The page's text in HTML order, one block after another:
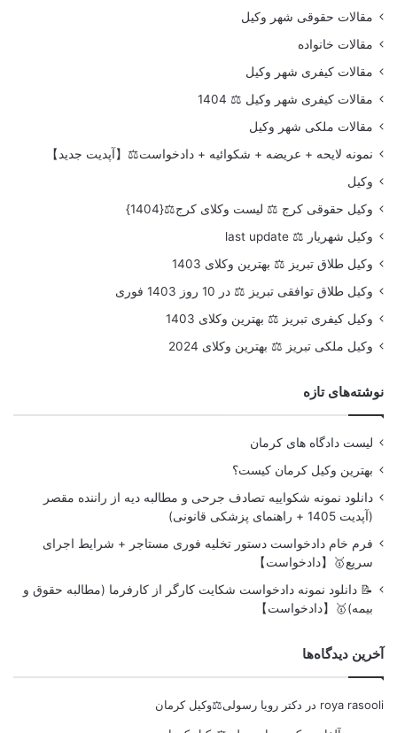
مقالات حقوقی شهر وکیل
مقالات خانواده
مقالات کیفری شهر وکیل
مقالات کیفری شهر وکیل ⚖️ 1404
مقالات ملکی شهر وکیل
نمونه لایحه + عریضه + شکوائیه + دادخواست⚖️【آپدیت جدید】
وکیل
وکیل حقوقی کرج ⚖️ لیست وکلای کرج⚖️{1404}
وکیل شهریار ⚖️ last update
وکیل طلاق تبریز ⚖️ بهترین وکلای 1403
وکیل طلاق توافقی تبریز ⚖️ در 10 روز 1403 فوری
وکیل کیفری تبریز ⚖️ بهترین وکلای 1403
وکیل ملکی تبریز ⚖️ بهترین وکلای 2024
نوشته‌های تازه
لیست دادگاه های کرمان
بهترین وکیل کرمان کیست؟
دانلود نمونه شکواییه تصادف جرحی و مطالبه دیه از راننده مقصر
(آپدیت 1405 + راهنمای پزشکی قانونی)
فرم خام دادخواست دستور تخلیه فوری مستاجر + شرایط اجرای
سریع🥇【دادخواست】
📝 دانلود نمونه دادخواست شکایت کارگر از کارفرما (مطالبه حقوق و
بیمه)🥇【دادخواست】
آخرین دیدگاه‌ها
roya rasooli در دکتر رویا رسولی⚖️وکیل کرمان